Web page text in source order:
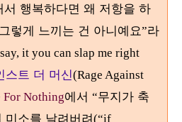
서 행복하다면 왜 저항을 하
렇게 느끼는 건 아니예요”라
it you can slap me right
스트 더 머신(Rage Against
For Nothing에서 “무지가 축
미소를 날려버려(“if